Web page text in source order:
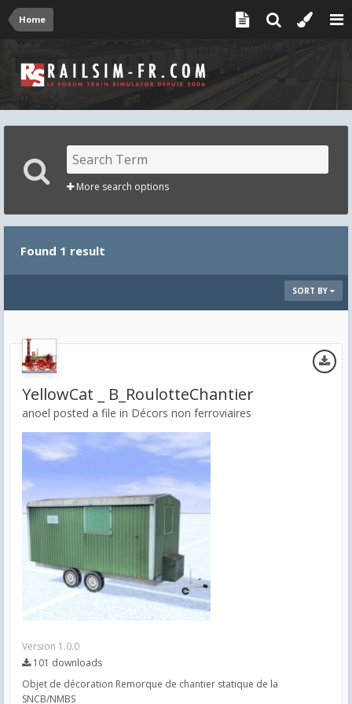
Home
More search options
Found 1 result
SORT BY
YellowCat _ B_RoulotteChantier
anoel posted a file in Décors non ferroviaires
Version 1.0.0
101 downloads
Objet de décoration Remorque de chantier statique de la
SNCB/NMBS